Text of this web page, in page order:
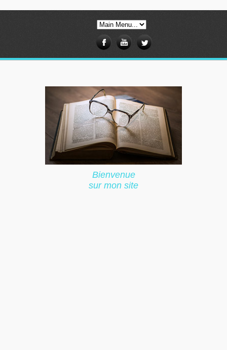
Bienvenue
sur mon site